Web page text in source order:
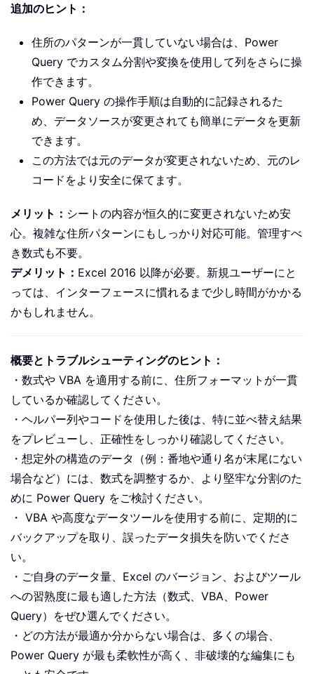
追加のヒント：
住所のパターンが一貫していない場合は、Power
Query でカスタム分割や変換を使用して列をさらに操
作できます。
Power Query の操作手順は自動的に記録されるた
め、データソースが変更されても簡単にデータを更新
できます。
この方法では元のデータが変更されないため、元のレ
コードをより安全に保てます。
メリット： シートの内容が恒久的に変更されないため安
心。複雑な住所パターンにもしっかり対応可能。管理すべ
き数式も不要。
デメリット： Excel 2016 以降が必要。新規ユーザーにと
っては、インターフェースに慣れるまで少し時間がかかる
かもしれません。
概要とトラブルシューティングのヒント：
・数式や VBA を適用する前に、住所フォーマットが一貫
しているか確認してください。
・ヘルパー列やコードを使用した後は、特に並べ替え結果
をプレビューし、正確性をしっかり確認してください。
・想定外の構造のデータ（例：番地や通り名が末尾にない
場合など）には、数式を調整するか、より堅牢な分割のた
めに Power Query をご検討ください。
・ VBA や高度なデータツールを使用する前に、定期的に
バックアップを取り、誤ったデータ損失を防いでくださ
い。
・ご自身のデータ量、Excel のバージョン、およびツール
への習熟度に最も適した方法（数式、VBA、Power
Query）をぜひ選んでください。
・どの方法が最適か分からない場合は、多くの場合、
Power Query が最も柔軟性が高く、非破壊的な編集にも